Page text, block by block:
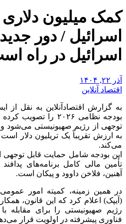
کمک میلیون دلاری
اسرائیل / دور
اسرائیل در راه
آذر ۲۲, ۱۴۰۴
اقتصاد آنلاین
به گزارش اقتصادآنلاین به نقل از
بودجه نظامی ۲۰۲۶
توجهی از رژیم صهیونیستی می‌شود
به ارزش تقریباً یک تریلیون دلار
می‌کند.
این بودجه شامل حمایت قابل توجهی
تأمین مالی کامل برنامه‌های
آهنین، فلاخن داوود و پیکان است.
در همین زمینه، کمیته امور
(آیپک) اعلام کرد که این قانون،
رژیم صهیونیستی را برای مقابله
فناوری پیشرفته در اولویت قرار